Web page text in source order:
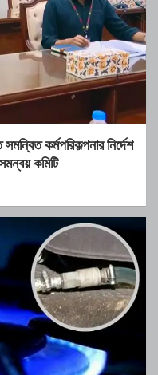
কর্মপরিকল্পনার নির্দেশ
কমিটি